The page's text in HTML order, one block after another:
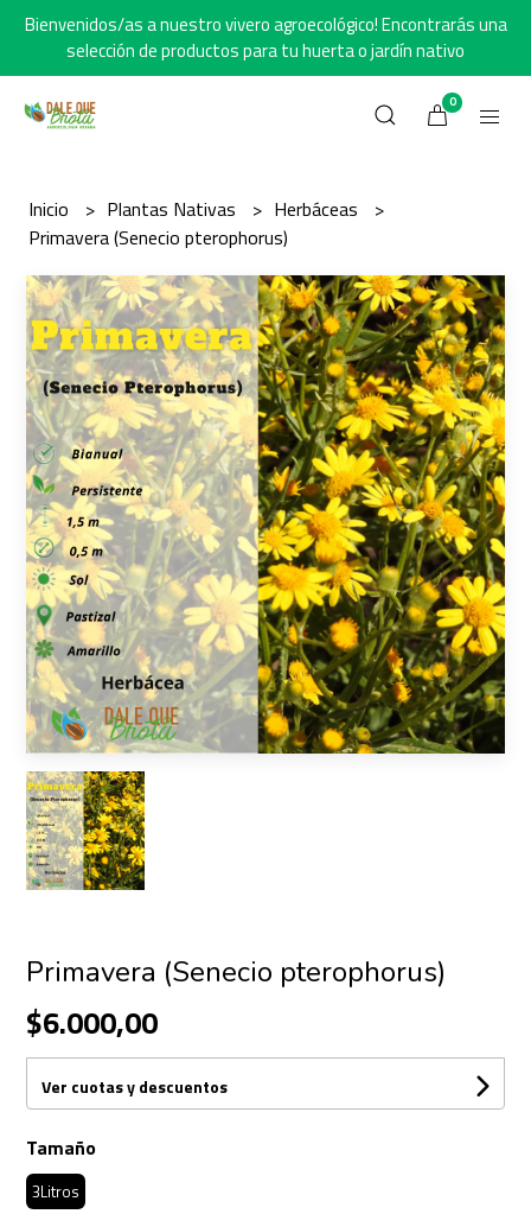
Bienvenidos/as a nuestro vivero agroecológico! Encontrarás una
selección de productos para tu huerta o jardín nativo
0
Inicio Plantas Nativas
Herbáceas
Primavera (Senecio pterophorus)
Primavera (Senecio pterophorus)
$6.000,00
Ver cuotas y descuentos
Tamaño
3Litros